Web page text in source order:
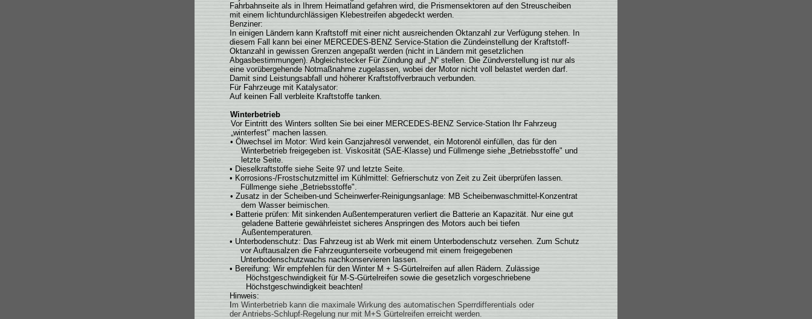
Fahrbahnseite als in Ihrem Heimatland gefahren wird, die Prismensektoren auf den Streuscheiben
mit einem lichtundurchlässigen Klebestreifen abgedeckt werden.
Benziner:
In einigen Ländern kann Kraftstoff mit einer nicht ausreichenden Oktanzahl zur Verfügung stehen. In
diesem Fall kann bei einer MERCEDES-BENZ Service-Station die Zündeinstellung der Kraftstoff-
Oktanzahl in gewissen Grenzen angepaßt werden (nicht in Ländern mit gesetzlichen
Abgasbestimmungen). Abgleichstecker Für Zündung auf „N“ stellen. Die Zündverstellung ist nur als
eine vorübergehende Notmaßnahme zugelassen, wobei der Motor nicht voll belastet werden darf.
Damit sind Leistungsabfall und höherer Kraftstoffverbrauch verbunden.
Für Fahrzeuge mit Katalysator:
Auf keinen Fall verbleite Kraftstoffe tanken.
Winterbetrieb
Vor Eintritt des Winters sollten Sie bei einer MERCEDES-BENZ Service-Station Ihr Fahrzeug
„winterfest" machen lassen.
• Ölwechsel im Motor: Wird kein Ganzjahresöl verwendet, ein Motorenöl einfüllen, das für den
Winterbetrieb freigegeben ist. Viskosität (SAE-Klasse) und Füllmenge siehe „Betriebsstoffe" und
letzte Seite.
• Dieselkraftstoffe siehe Seite 97 und letzte Seite.
• Korrosions-/Frostschutzmittel im Kühlmittel: Gefrierschutz von Zeit zu Zeit überprüfen lassen.
Füllmenge siehe „Betriebsstoffe".
• Zusatz in der Scheiben-und Scheinwerfer-Reinigungsanlage: MB Scheibenwaschmittel-Konzentrat
dem Wasser beimischen.
• Batterie prüfen: Mit sinkenden Außentemperaturen verliert die Batterie an Kapazität. Nur eine gut
geladene Batterie gewährleistet sicheres Anspringen des Motors auch bei tiefen
Außentemperaturen.
• Unterbodenschutz: Das Fahrzeug ist ab Werk mit einem Unterbodenschutz versehen. Zum Schutz
vor Auftausalzen die Fahrzeugunterseite vorbeugend mit einem freigegebenen
Unterbodenschutzwachs nachkonservieren lassen.
• Bereifung: Wir empfehlen für den Winter M + S-Gürtelreifen auf allen Rädern. Zulässige
Höchstgeschwindigkeit für M-S-Gürtelreifen sowie die gesetzlich vorgeschriebene
Höchstgeschwindigkeit beachten!
Hinweis:
m Winterbetrieb kann die maximale Wirkung des automatischen Sperrdifferentials oder
der Antriebs-Schlupf-Regelung nur mit M+S Gürtelreifen erreicht werden.